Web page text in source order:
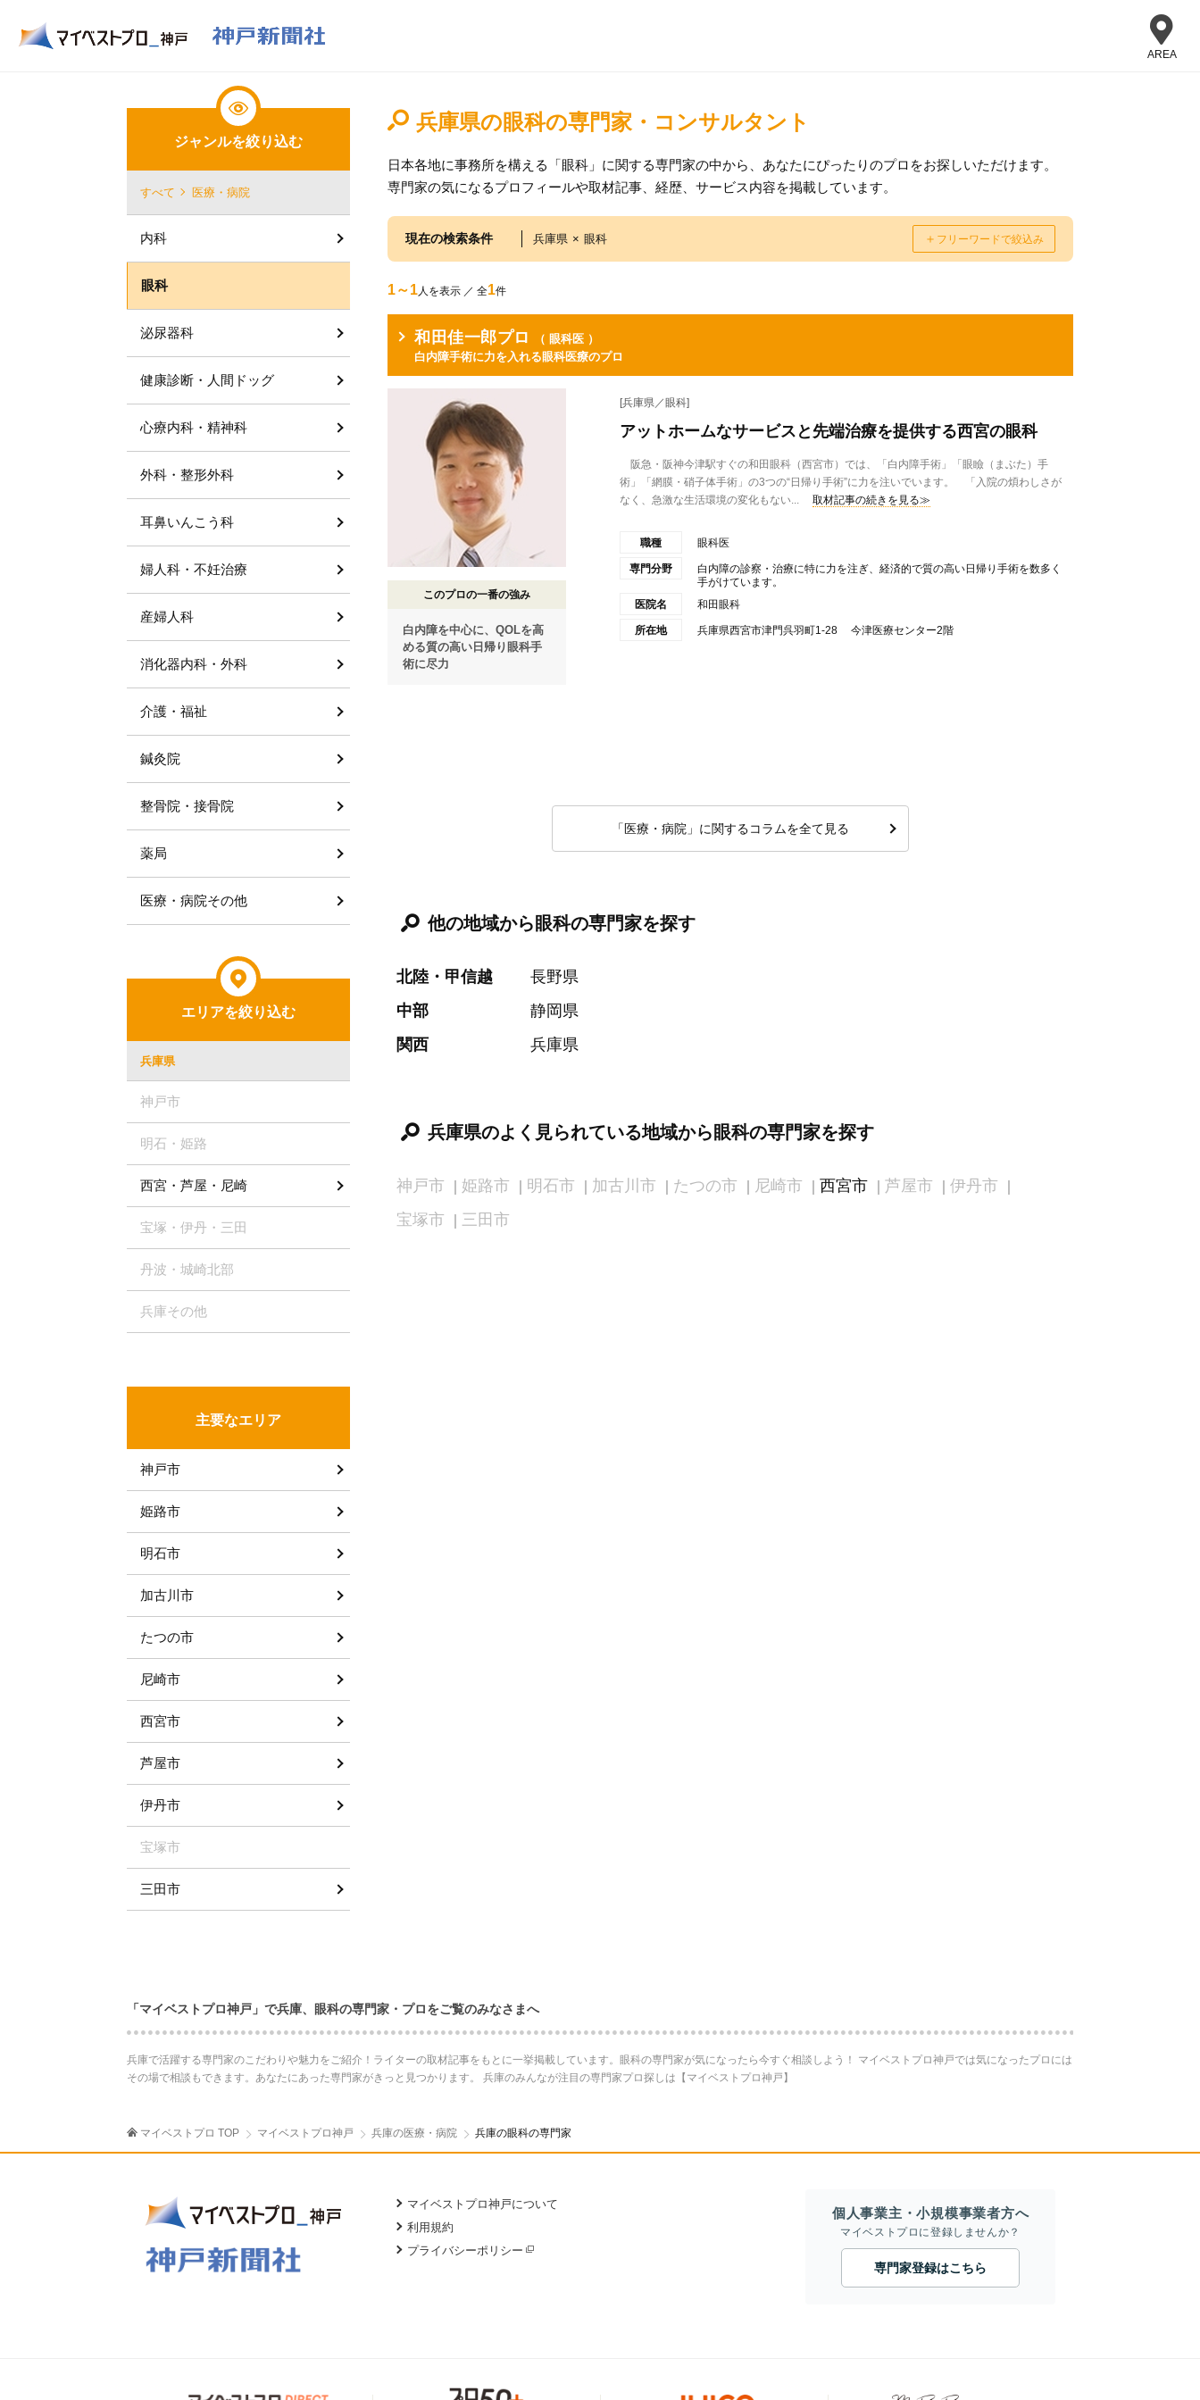
AREA
兵庫県の眼科の専門家・コンサルタント
日本各地に事務所を構える「眼科」に関する専門家の中から、あなたにぴったりのプロをお探しいただけます。
専門家の気になるプロフィールや取材記事、経歴、サービス内容を掲載しています。
現在の検索条件 兵庫県 × 眼科 ＋ フリーワードで絞込み
1～1人を表示 ／ 全1件
和田佳一郎プロ
（ 眼科医 ）
白内障手術に力を入れる眼科医療のプロ
このプロの一番の強み
白内障を中心に、QOLを高
める質の高い日帰り眼科手
術に尽力
[兵庫県／眼科]
アットホームなサービスと先端治療を提供する西宮の眼科
阪急・阪神今津駅すぐの和田眼科（西宮市）では、「白内障手術」「眼瞼（まぶた）手
術」「網膜・硝子体手術」の3つの“日帰り手術”に力を注いでいます。 「入院の煩わしさが
なく、急激な生活環境の変化もない...
取材記事の続きを見る≫
職種 眼科医
専門分野
白内障の診察・治療に特に力を注ぎ、経済的で質の高い日帰り手術を数多く
手がけています。
医院名
和田眼科
所在地 兵庫県西宮市津門呉羽町1-28 今津医療センター2階
「医療・病院」に関するコラムを全て見る
他の地域から眼科の専門家を探す
北陸・甲信越
長野県
中部
静岡県
関西
兵庫県
兵庫県のよく見られている地域から眼科の専門家を探す
神戸市 姫路市 明石市 加古川市 たつの市 尼崎市 西宮市 芦屋市
伊丹市
宝塚市
三田市
ジャンルを絞り込む
すべて 医療・病院
内科
眼科
泌尿器科
健康診断・人間ドッグ
心療内科・精神科
外科・整形外科
耳鼻いんこう科
婦人科・不妊治療
産婦人科
消化器内科・外科
介護・福祉
鍼灸院
整骨院・接骨院
薬局
医療・病院その他
エリアを絞り込む
兵庫県
神戸市
明石・姫路
西宮・芦屋・尼崎
宝塚・伊丹・三田
丹波・城崎北部
兵庫その他
主要なエリア
神戸市
姫路市
明石市
加古川市
たつの市
尼崎市
西宮市
芦屋市
伊丹市
宝塚市
三田市
「マイベストプロ神戸」で兵庫、眼科の専門家・プロをご覧のみなさまへ
兵庫で活躍する専門家のこだわりや魅力をご紹介！ライターの取材記事をもとに一挙掲載しています。眼科の専門家が気になったら今すぐ相談しよう！ マイベストプロ神戸では気になったプロには
その場で相談もできます。あなたにあった専門家がきっと見つかります。 兵庫のみんなが注目の専門家プロ探しは【マイベストプロ神戸】
マイベストプロ TOP マイベストプロ神戸 兵庫の医療・病院 兵庫の眼科の専門家
マイベストプロ神戸について
利用規約
プライバシーポリシー
個人事業主・小規模事業者方へ
マイベストプロに登録しませんか？
専門家登録はこちら